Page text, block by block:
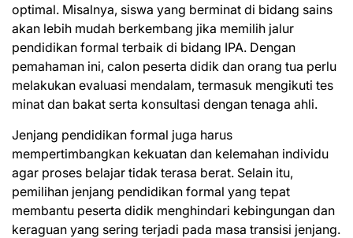
optimal. Misalnya, siswa yang berminat di bidang sains
akan lebih mudah berkembang jika memilih jalur
pendidikan formal terbaik di bidang IPA. Dengan
pemahaman ini, calon peserta didik dan orang tua perlu
melakukan evaluasi mendalam, termasuk mengikuti tes
minat dan bakat serta konsultasi dengan tenaga ahli.
Jenjang pendidikan formal juga harus
mempertimbangkan kekuatan dan kelemahan individu
agar proses belajar tidak terasa berat. Selain itu,
pemilihan jenjang pendidikan formal yang tepat
membantu peserta didik menghindari kebingungan dan
keraguan yang sering terjadi pada masa transisi jenjang.